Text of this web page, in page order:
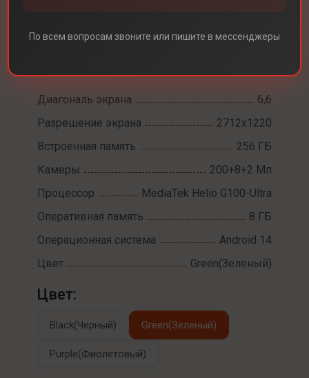
Xiaomi Redmi Note 14
Диагональ экрана
6,6
Разрешение экрана
2712x1220
Встроенная память
256 ГБ
Камеры
200+8+2 Мп
Процессор
MediaTek Helio G100-Ultra
Оперативная память
8 ГБ
Операционная система
Android 14
Цвет
Green(Зеленый)
Цвет:
Black(Черный) Green(Зеленый)
Purple(Фиолетовый)
По всем вопросам звоните или пишите в мессенджеры